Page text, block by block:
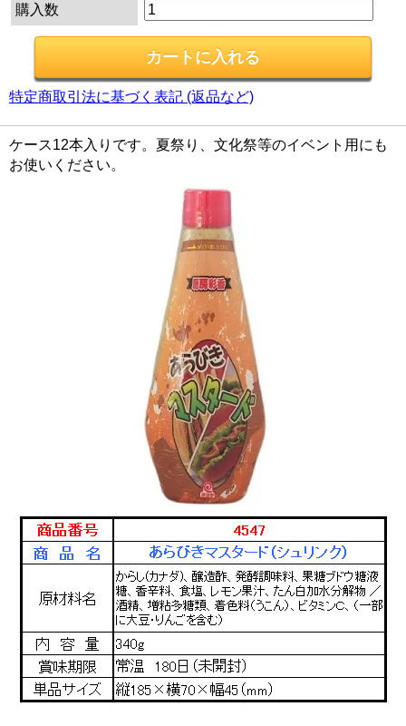
購入数
特定商取引法に基づく表記 (返品など)
ケース12本入りです。夏祭り、文化祭等のイベント用にも
お使いください。